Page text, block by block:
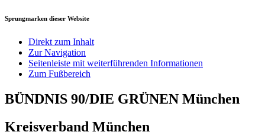
Sprungmarken dieser Website
Direkt zum Inhalt
Zur Navigation
Seitenleiste mit weiterführenden Informationen
Zum Fußbereich
BÜNDNIS 90/DIE GRÜNEN München
Kreisverband München